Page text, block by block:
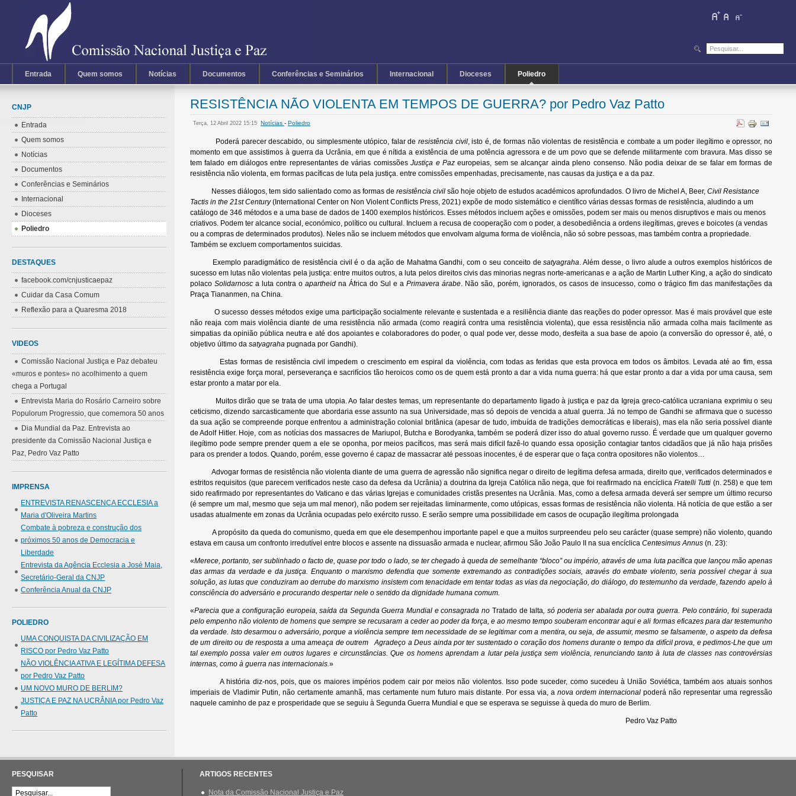
Entrada Quem somos Notícias Documentos Conferências e Seminários Internacional Dioceses Poliedro
RESISTÊNCIA NÃO VIOLENTA EM TEMPOS DE GUERRA? por Pedro Vaz Patto
Terça, 12 Abril 2022 15:15 Notícias - Poliedro
Poderá parecer descabido, ou simplesmente utópico, falar de resistência civil, isto é, de formas não violentas de resistência e combate a um poder ilegítimo e opressor, no
momento em que assistimos à guerra da Ucrânia, em que é nítida a existência de uma potência agressora e de um povo que se defende militarmente com bravura. Mas disso se
tem falado em diálogos entre representantes de várias comissõesJustiça e Pazeuropeias, sem se alcançar ainda pleno consenso. Não podia deixar de se falar em formas de
resistência não violenta, em formas pacíficas de luta pela justiça. entre comissões empenhadas, precisamente, nas causas da justiça e a da paz.
Nesses diálogos, tem sido salientado como as formas de resistência civil são hoje objeto de estudos académicos aprofundados. O livro de Michel A, Beer, Civil Resistance
Tactis in the 21st Century(International Center on Non Violent Conflicts Press, 2021) expõe de modo sistemático e científico várias dessas formas de resistência, aludindo a um
catálogo de 346 métodos e a uma base de dados de 1400 exemplos históricos. Esses métodos incluem ações e omissões, podem ser mais ou menos disruptivos e mais ou menos
criativos. Podem ter alcance social, económico, político ou cultural. Incluem a recusa de cooperação com o poder, a desobediência a ordens ilegítimas, greves e boicotes (a vendas
ou a compras de determinados produtos). Neles não se incluem métodos que envolvam alguma forma de violência, não só sobre pessoas, mas também contra a propriedade.
Também se excluem comportamentos suicidas.
Exemplo paradigmático de resistência civil é o da ação de Mahatma Gandhi, com o seu conceito desatyagraha. Além desse, o livro alude a outros exemplos históricos de
sucesso em lutas não violentas pela justiça: entre muitos outros, a luta pelos direitos civis das minorias negras norte-americanas e a ação de Martin Luther King, a ação do sindicato
polaco Solidarnosca luta contra oapartheidna África do Sul e aPrimavera árabe. Não são, porém, ignorados, os casos de insucesso, como o trágico fim das manifestações da
Praça Tiananmen, na China.
O sucesso desses métodos exige uma participação socialmente relevante e sustentada e a resiliência diante das reações do poder opressor. Mas é mais provável que este
não reaja com mais violência diante de uma resistência não armada (como reagirá contra uma resistência violenta), que essa resistência não armada colha mais facilmente as
simpatias da opinião pública neutra e até dos apoiantes e colaboradores do poder, o qual pode ver, desse modo, desfeita a sua base de apoio (a conversão do opressor é, até, o
objetivo último da satyagraha pugnada por Gandhi).
Estas formas de resistência civil impedem o crescimento em espiral da violência, com todas as feridas que esta provoca em todos os âmbitos. Levada até ao fim, essa
resistência exige força moral, perseverança e sacrifícios tão heroicos como os de quem está pronto a dar a vida numa guerra: há que estar pronto a dar a vida por uma causa, sem
estar pronto a matar por ela.
Muitos dirão que se trata de uma utopia. Ao falar destes temas, um representante do departamento ligado à justiça e paz da Igreja greco-católica ucraniana exprimiu o seu
ceticismo, dizendo sarcasticamente que abordaria esse assunto na sua Universidade, mas só depois de vencida a atual guerra. Já no tempo de Gandhi se afirmava que o sucesso
da sua ação se compreende porque enfrentou a administração colonial britânica (apesar de tudo, imbuída de tradições democráticas e liberais), mas ela não seria possível diante
de Adolf Hitler. Hoje, com as notícias dos massacres de Mariupol, Butcha e Borodyanka, também se poderá dizer isso do atual governo russo. É verdade que um qualquer governo
ilegítimo pode sempre prender quem a ele se oponha, por meios pacíficos, mas será mais difícil fazê-lo quando essa oposição contagiar tantos cidadãos que já não haja prisões
para os prender a todos. Quando, porém, esse governo é capaz de massacrar até pessoas inocentes, é de esperar que o faça contra opositores não violentos…
Advogar formas de resistência não violenta diante de uma guerra de agressão não significa negar o direito de legítima defesa armada, direito que, verificados determinados e
estritos requisitos (que parecem verificados neste caso da defesa da Ucrânia) a doutrina da Igreja Católica não nega, que foi reafirmado na encíclica Fratelli Tutti (n. 258) e que tem
sido reafirmado por representantes do Vaticano e das várias Igrejas e comunidades cristãs presentes na Ucrânia. Mas, como a defesa armada deverá ser sempre um último recurso
(é sempre um mal, mesmo que seja um mal menor), não podem ser rejeitadas liminarmente, como utópicas, essas formas de resistência não violenta. Há notícia de que estão a ser
usadas atualmente em zonas da Ucrânia ocupadas pelo exército russo. E serão sempre uma possibilidade em casos de ocupação ilegítima prolongada
A propósito da queda do comunismo, queda em que ele desempenhou importante papel e que a muitos surpreendeu pelo seu carácter (quase sempre) não violento, quando
estava em causa um confronto irredutível entre blocos e assente na dissuasão armada e nuclear, afirmou São João Paulo II na sua encíclica Centesimus Annus (n. 23):
«Merece, portanto, ser sublinhado o facto de, quase por todo o lado, se ter chegado à queda de semelhante “bloco” ou império, através de uma luta pacífica que lançou mão apenas
das armas da verdade e da justiça. Enquanto o marxismo defendia que somente extremando as contradições sociais, através do embate violento, seria possível chegar à sua
solução, as lutas que conduziram ao derrube do marxismo insistem com tenacidade em tentar todas as vias da negociação, do diálogo, do testemunho da verdade, fazendo apelo à
consciência do adversário e procurando despertar nele o sentido da dignidade humana comum.
«Parecia que a configuração europeia, saída da Segunda Guerra Mundial e consagrada no Tratado de Ialta, só poderia ser abalada por outra guerra. Pelo contrário, foi superada
pelo empenho não violento de homens que sempre se recusaram a ceder ao poder da força, e ao mesmo tempo souberam encontrar aqui e ali formas eficazes para dar testemunho
da verdade. Isto desarmou o adversário, porque a violência sempre tem necessidade de se legitimar com a mentira, ou seja, de assumir, mesmo se falsamente, o aspeto da defesa
de um direito ou de resposta a uma ameaça de outrem Agradeço a Deus ainda por ter sustentado o coração dos homens durante o tempo da difícil prova, e pedimos-Lhe que um
tal exemplo possa valer em outros lugares e circunstâncias. Que os homens aprendam a lutar pela justiça sem violência, renunciando tanto à luta de classes nas controvérsias
internas, como à guerra nas internacionais.»
A história diz-nos, pois, que os maiores impérios podem cair por meios não violentos. Isso pode suceder, como sucedeu à União Soviética, também aos atuais sonhos
imperiais de Vladimir Putin, não certamente amanhã, mas certamente num futuro mais distante. Por essa via, a nova ordem internacionalpoderá não representar uma regressão
naquele caminho de paz e prosperidade que se seguiu à Segunda Guerra Mundial e que se esperava se seguisse à queda do muro de Berlim.
Pedro Vaz Patto
CNJP
Entrada
Quem somos
Notícias
Documentos
Conferências e Seminários
Internacional
Dioceses
Poliedro
DESTAQUES
facebook.com/cnjusticaepaz
Cuidar da Casa Comum
Reflexão para a Quaresma 2018
VIDEOS
Comissão Nacional Justiça e Paz debateu
«muros e pontes» no acolhimento a quem
chega a Portugal
Entrevista Maria do Rosário Carneiro sobre
Populorum Progressio, que comemora 50 anos
Dia Mundial da Paz. Entrevista ao
presidente da Comissão Nacional Justiça e
Paz, Pedro Vaz Patto
IMPRENSA
ENTREVISTA RENASCENÇA ECCLESIA a
Maria d'Oliveira Martins
Combate à pobreza e construção dos
próximos 50 anos de Democracia e
Liberdade
Entrevista da Agência Ecclesia a José Maia,
Secretário-Geral da CNJP
Conferência Anual da CNJP
POLIEDRO
UMA CONQUISTA DA CIVILIZAÇÃO EM
RISCO por Pedro Vaz Patto
NÃO VIOLÊNCIA ATIVA E LEGÍTIMA DEFESA
por Pedro Vaz Patto
UM NOVO MURO DE BERLIM?
JUSTIÇA E PAZ NA UCRÂNIA por Pedro Vaz
Patto
PESQUISAR ARTIGOS RECENTES
Nota da Comissão Nacional Justiça e Paz